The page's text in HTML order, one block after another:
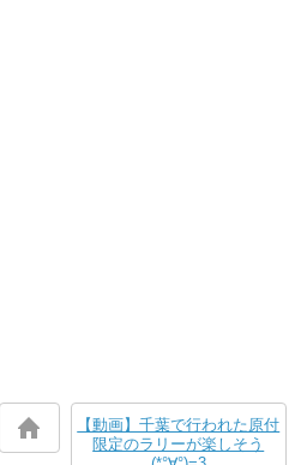
【動画】千葉で行われた原付
限定のラリーが楽しそう